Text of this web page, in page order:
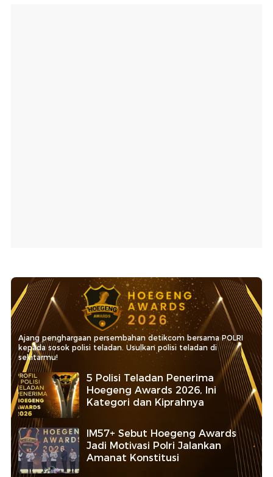
Ajang penghargaan persembahan detikcom bersama POLRI
kepada sosok polisi teladan. Usulkan polisi teladan di
sekitarmu!
5 Polisi Teladan Penerima
Hoegeng Awards 2026, Ini
Kategori dan Kiprahnya
IM57+ Sebut Hoegeng Awards
Jadi Motivasi Polri Jalankan
Amanat Konstitusi